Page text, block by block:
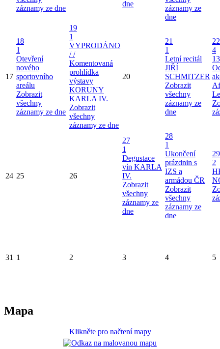
záznamy ze dne
dne
záznamy ze
dne
17
18
1
Otevření
nového
sportovního
areálu
Zobrazit
všechny
záznamy ze dne
19
1
VYPRODÁNO
/ /
Komentovaná
prohlídka
výstavy
KORUNY
KARLA IV.
Zobrazit
všechny
záznamy ze dne
20
21
1
Letní recitál
JIŘÍ
SCHMITZER
Zobrazit
všechny
záznamy ze
dne
22
4
24 25 26
27
1
Degustace
vín KARLA
IV.
Zobrazit
všechny
záznamy ze
dne
28
1
Ukončení
prázdnin s
IZS a
armádou ČR
Zobrazit
všechny
záznamy ze
dne
29
2
31 1 2 3 4 5
Mapa
Klikněte pro načtení mapy